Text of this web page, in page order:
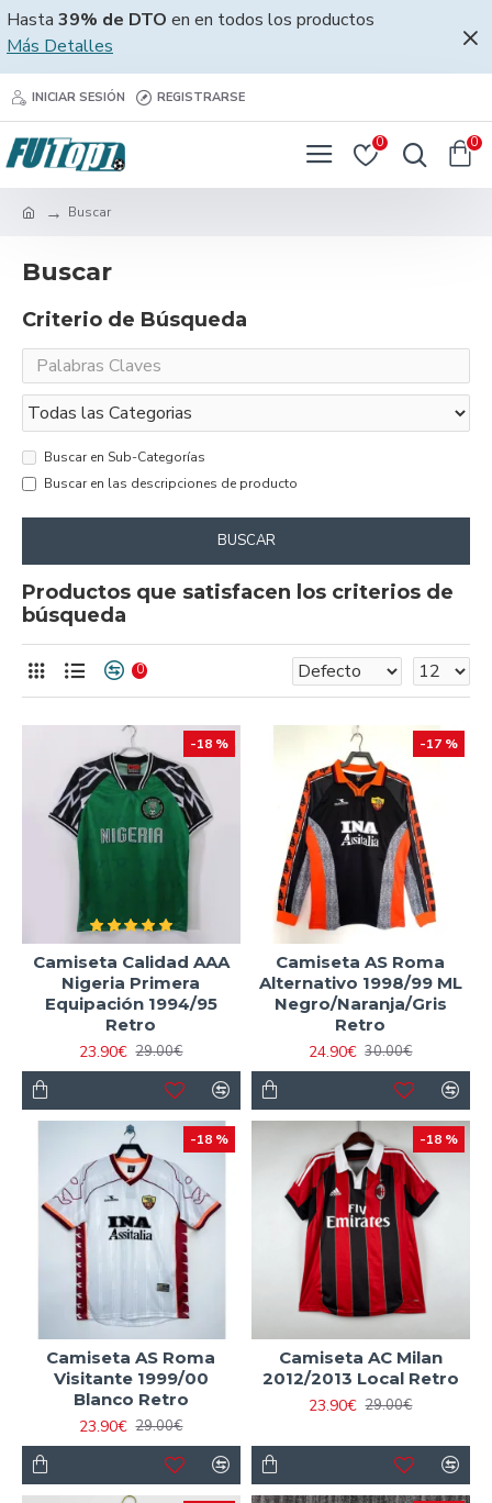
Hasta 39% de DTO en en todos los productos
Más Detalles
INICIAR SESIÓN REGISTRARSE
0 0
Buscar
Buscar
Criterio de Búsqueda
Buscar en Sub-Categorías
Buscar en las descripciones de producto
BUSCAR
Productos que satisfacen los criterios de
búsqueda
0
-18 %
Camiseta Calidad AAA
Nigeria Primera
Equipación 1994/95
Retro
23.90€ 29.00€
-17 %
Camiseta AS Roma
Alternativo 1998/99 ML
Negro/Naranja/Gris
Retro
24.90€ 30.00€
-18 %
Camiseta AS Roma
Visitante 1999/00
Blanco Retro
23.90€ 29.00€
-18 %
Camiseta AC Milan
2012/2013 Local Retro
23.90€ 29.00€